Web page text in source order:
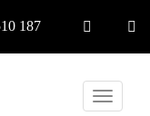
187
T